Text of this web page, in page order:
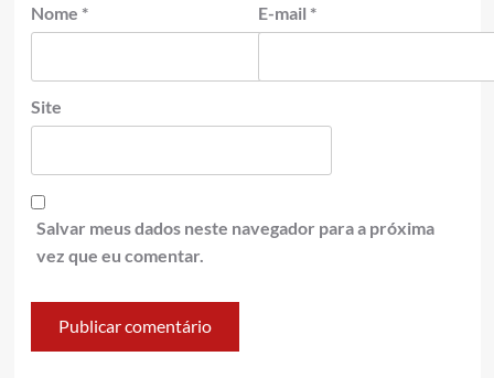
Nome * E-mail *
Site
Salvar meus dados neste navegador para a próxima
vez que eu comentar.